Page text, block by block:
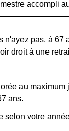
accompli
n'ayez pas, à 67
droit à une
au
ans.
selon votre